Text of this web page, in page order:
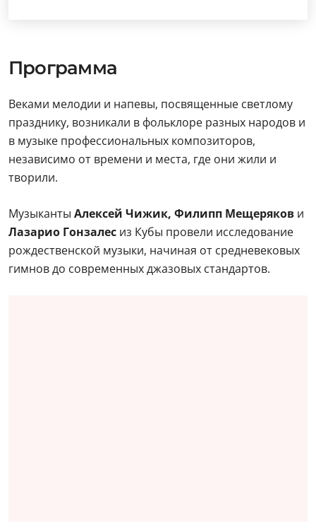
Программа
Веками мелодии и напевы, посвященные светлому
празднику, возникали в фольклоре разных народов и
в музыке профессиональных композиторов,
независимо от времени и места, где они жили и
творили.
Музыканты Алексей Чижик, Филипп Мещеряков и
Лазарио Гонзалес из Кубы провели исследование
рождественской музыки, начиная от средневековых
гимнов до современных джазовых стандартов.